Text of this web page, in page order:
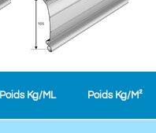
Poids Kg/ML Poids Kg/M²